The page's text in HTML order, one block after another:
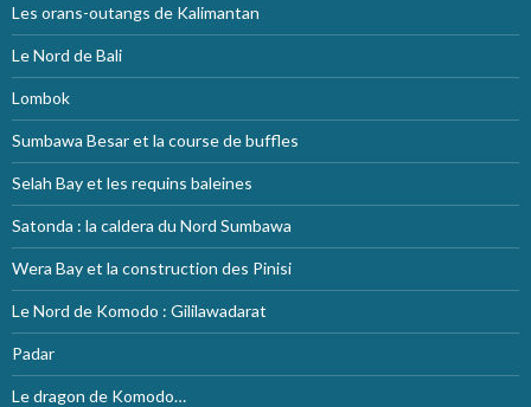
Les orans-outangs de Kalimantan
Le Nord de Bali
Lombok
Sumbawa Besar et la course de buffles
Selah Bay et les requins baleines
Satonda : la caldera du Nord Sumbawa
Wera Bay et la construction des Pinisi
Le Nord de Komodo : Gililawadarat
Padar
Le dragon de Komodo…